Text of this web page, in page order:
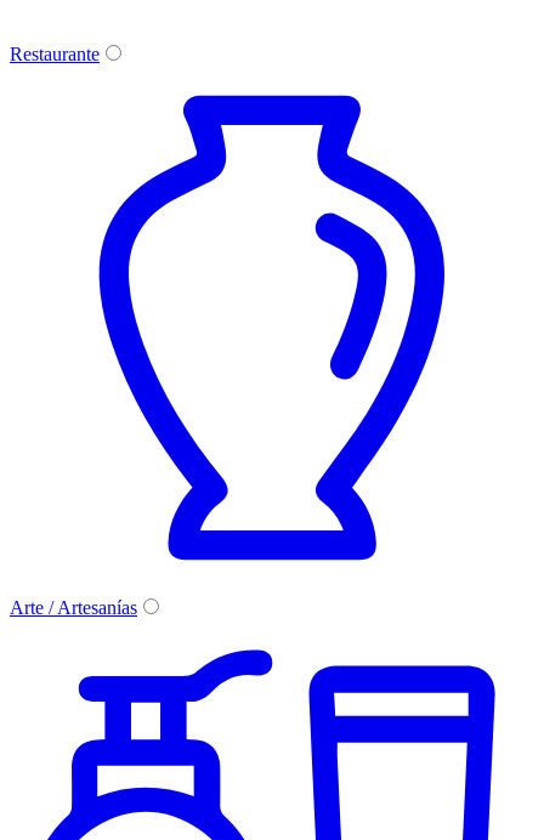
Restaurante
Arte / Artesanías